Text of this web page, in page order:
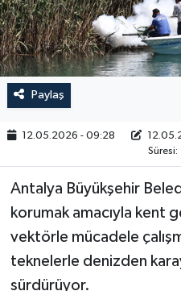
Paylaş
12.05.2026 - 09:28
Süresi:
Antalya Büyükşehir
korumak amacıyla kent
vektörle mücadele
teknelerle denizden
sürdürüyor.
RESMİ İLAN